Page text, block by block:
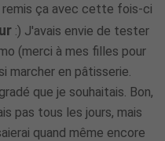
remis ça avec cette fois-ci
:) J'avais envie de tester
(merci à mes filles pour
marcher en pâtisserie.
que je souhaitais. Bon,
pas tous les jours, mais
quand même encore